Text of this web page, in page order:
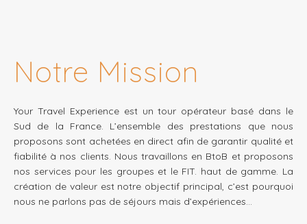
Notre Mission
Your Travel Experience est un tour opérateur basé dans le
Sud de la France. L’ensemble des prestations que nous
proposons sont achetées en direct afin de garantir qualité et
fiabilité à nos clients. Nous travaillons en BtoB et proposons
nos services pour les groupes et le FIT. haut de gamme. La
création de valeur est notre objectif principal, c’est pourquoi
nous ne parlons pas de séjours mais d’expériences…